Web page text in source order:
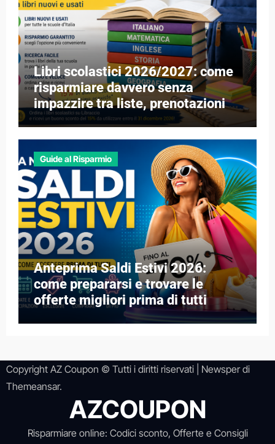
Libri scolastici 2026/2027: come
risparmiare davvero senza
impazzire tra liste, prenotazioni e
libri esauriti
Guide al Risparmio
Anteprima Saldi Estivi 2026:
come prepararsi e trovare le
offerte migliori prima di tutti
Copyright AZ Coupon © Tutti i diritti riservati Newsperdi
Themeansar.
AZCOUPON
Risparmiare online: Codici sconto, Offerte e Consigli